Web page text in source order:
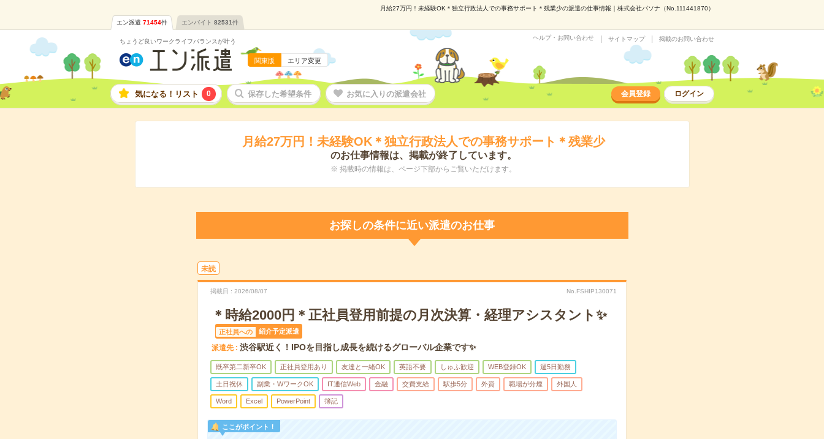
月給27万円！未経験OK＊独立行政法人での事務サポート＊残業少の派遣の仕事情報｜株式会社パソナ（No.111441870）
エン派遣 71454件 エンバイト 82531件
ちょうど良いワークライフバランスが叶う
関東版 エリア変更
ヘルプ・お問い合わせ サイトマップ 掲載のお問い合わせ
気になる！リスト 0 保存した希望条件 お気に入りの派遣会社 会員登録 ログイン
月給27万円！未経験OK＊独立行政法人での事務サポート＊残業少
のお仕事情報は、掲載が終了しています。
※ 掲載時の情報は、ページ下部からご覧いただけます。
お探しの条件に近い派遣のお仕事
未読
掲載日 2026/08/07 No.FSHIP130071
＊時給2000円＊正社員登用前提の月次決算・経理アシスタント✨
正社員への 紹介予定派遣
派遣先 渋谷駅近く！IPOを目指し成長を続けるグローバル企業です✨
既卒第二新卒OK 正社員登用あり 友達と一緒OK 英語不要 しゅふ歓迎 WEB登録OK 週5日勤務
土日祝休 副業・WワークOK IT通信Web 金融 交費支給 駅歩5分 外資 職場が分煙 外国人
Word Excel PowerPoint 簿記
ここがポイント！